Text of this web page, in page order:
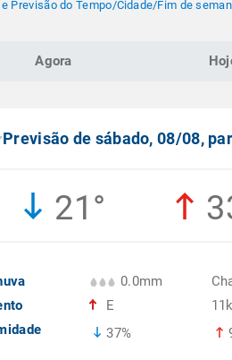
Previsão do Tempo/Cidade/Fim de
Agora
Previsão de sábado, 08/08,
21°
0.0mm
E
37%